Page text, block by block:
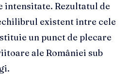
intensitate. Rezultatul de
existent între cele
un punct de plecare
ale României sub